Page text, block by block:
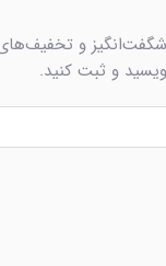
شگفت‌انگیز و
و ثبت کنید.